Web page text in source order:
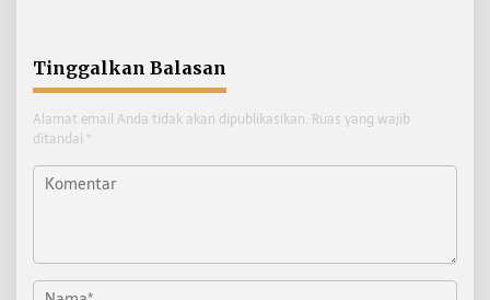
Tinggalkan Balasan
Alamat email Anda tidak akan dipublikasikan. Ruas yang wajib
ditandai *